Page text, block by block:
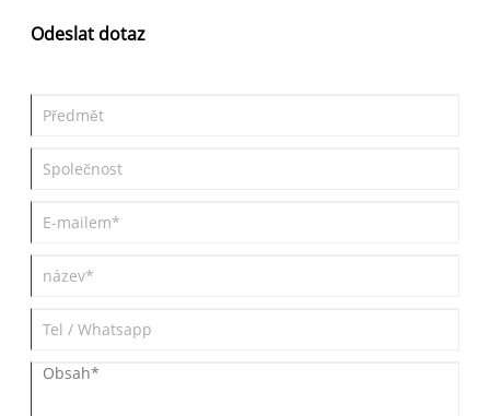
inteligentní jízdní systémy L2 ++.
Odeslat dotaz